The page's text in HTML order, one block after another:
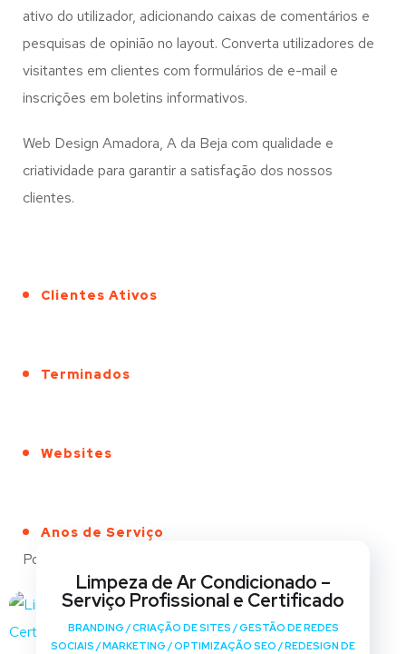
ativo do utilizador, adicionando caixas de comentários e
pesquisas de opinião no layout. Converta utilizadores de
visitantes em clientes com formulários de e-mail e
inscrições em boletins informativos.
Web Design Amadora, A da Beja com qualidade e
criatividade para garantir a satisfação dos nossos
clientes.
Clientes Ativos
Terminados
Websites
Anos de Serviço
Portfólio
Limpeza de Ar Condicionado –
Serviço Profissional e Certificado
BRANDING /CRIAÇÃO DE SITES /GESTÃO DE REDES
SOCIAIS /MARKETING /OPTIMIZAÇÃO SEO /REDESIGN DE